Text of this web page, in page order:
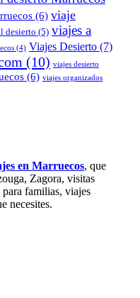
(6) viaje
desierto (5) viajes a
(4) Viajes Desierto (7)
(10) viajes desierto
(6) viajes organizados
en Marruecos, que
Zagora, visitas
familias, viajes
necesites.